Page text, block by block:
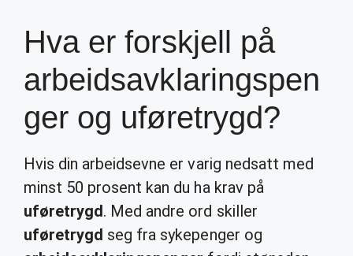
Hva er forskjell på
arbeidsavklaringspen
ger og uføretrygd?
Hvis din arbeidsevne er varig nedsatt med
minst 50 prosent kan du ha krav på
uføretrygd. Med andre ord skiller
uføretrygd seg fra sykepenger og